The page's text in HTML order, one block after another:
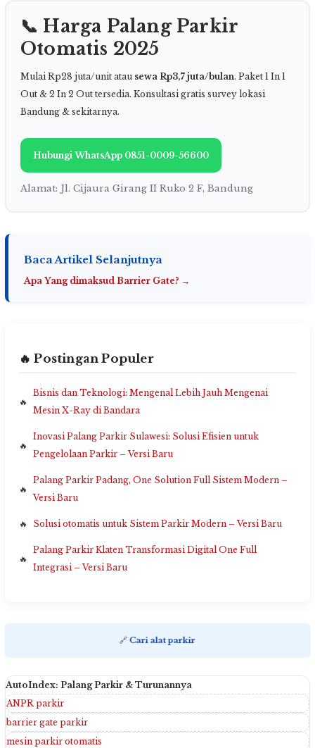
📞 Harga Palang Parkir
Otomatis 2025
Mulai Rp28 juta/unit atau sewa Rp3,7 juta/bulan. Paket 1 In 1
Out & 2 In 2 Out tersedia. Konsultasi gratis survey lokasi
Bandung & sekitarnya.
Hubungi WhatsApp 0851-0009-56600
Alamat: Jl. Cijaura Girang II Ruko 2 F, Bandung
Baca Artikel Selanjutnya
Apa Yang dimaksud Barrier Gate? →
🔥 Postingan Populer
Bisnis dan Teknologi: Mengenal Lebih Jauh Mengenai
Mesin X-Ray di Bandara
Inovasi Palang Parkir Sulawesi: Solusi Efisien untuk
Pengelolaan Parkir – Versi Baru
Palang Parkir Padang, One Solution Full Sistem Modern –
Versi Baru
Solusi otomatis untuk Sistem Parkir Modern – Versi Baru
Palang Parkir Klaten Transformasi Digital One Full
Integrasi – Versi Baru
🔗 Cari alat parkir
AutoIndex: Palang Parkir & Turunannya
ANPR parkir
barrier gate parkir
mesin parkir otomatis